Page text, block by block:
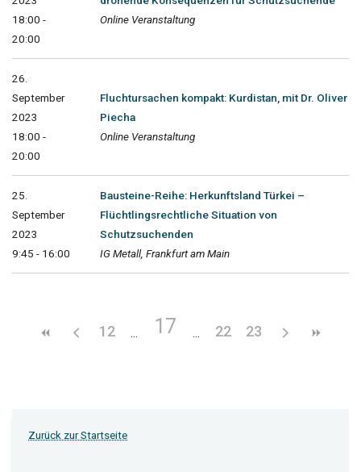
18:00 -
20:00
Online Veranstaltung
26.
September
2023
18:00 -
20:00
Fluchtursachen kompakt: Kurdistan, mit Dr. Oliver
Piecha
Online Veranstaltung
25.
September
2023
9:45 - 16:00
Bausteine-Reihe: Herkunftsland Türkei –
Flüchtlingsrechtliche Situation von
Schutzsuchenden
IG Metall, Frankfurt am Main
12 17 22 23
Zurück zur Startseite